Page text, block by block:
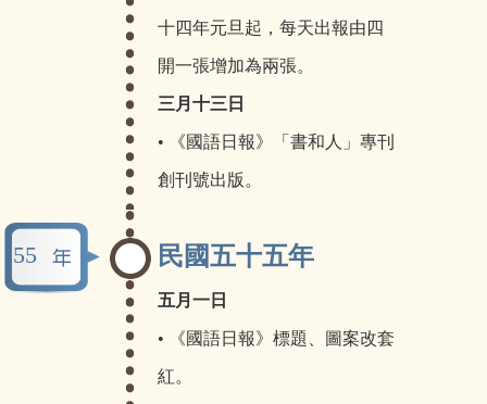
十四年元旦起，每天出報由四
開一張增加為兩張。
三月十三日
• 《國語日報》「書和人」專刊
創刊號出版。
55 民國五十五年
五月一日
• 《國語日報》標題、圖案改套
紅。